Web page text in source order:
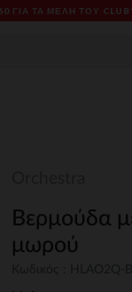
ΓΙΑ ΤΑ ΜΈΛΗ ΤΟΥ CLUB*
Βερμούδα
μωρού